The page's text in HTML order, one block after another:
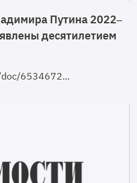
Путина 2022–
десятилетием
6534672...